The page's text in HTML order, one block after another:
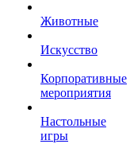
Животные
Искусство
Корпоративные
мероприятия
Настольные
игры